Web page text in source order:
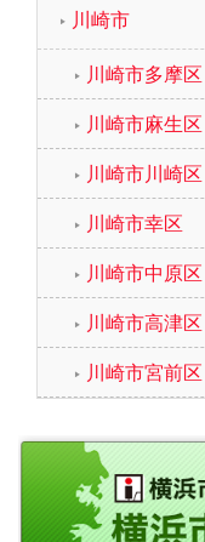
川崎市
川崎市多摩区
川崎市麻生区
川崎市川崎区
川崎市幸区
川崎市中原区
川崎市高津区
川崎市宮前区